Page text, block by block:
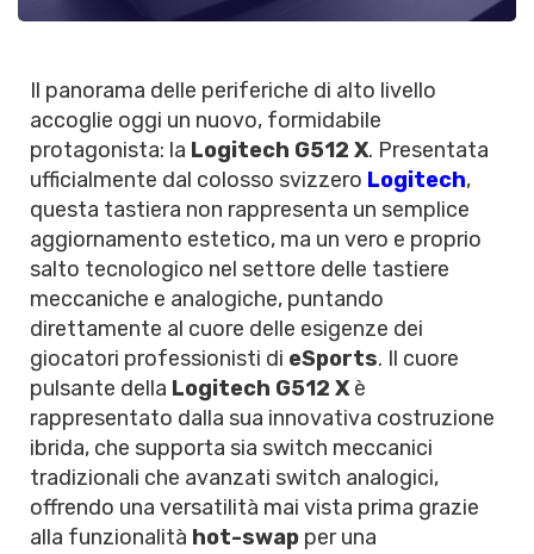
Il panorama delle periferiche di alto livello
accoglie oggi un nuovo, formidabile
protagonista: la Logitech G512 X. Presentata
ufficialmente dal colosso svizzero Logitech,
questa tastiera non rappresenta un semplice
aggiornamento estetico, ma un vero e proprio
salto tecnologico nel settore delle tastiere
meccaniche e analogiche, puntando
direttamente al cuore delle esigenze dei
giocatori professionisti di eSports. Il cuore
pulsante della Logitech G512 X è
rappresentato dalla sua innovativa costruzione
ibrida, che supporta sia switch meccanici
tradizionali che avanzati switch analogici,
offrendo una versatilità mai vista prima grazie
alla funzionalità hot-swap per una